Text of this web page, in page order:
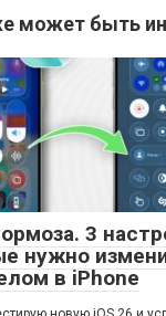
может быть
3
нужно
в iPhone